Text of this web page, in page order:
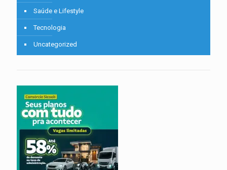
Saúde e Lifestyle
Tecnologia
Uncategorized